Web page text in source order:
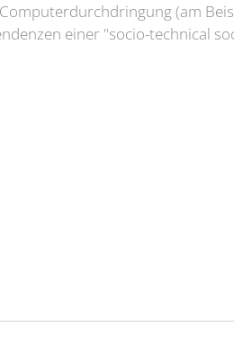
(am
einer "socio-technical